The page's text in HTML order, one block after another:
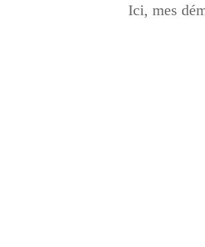
Ici, mes